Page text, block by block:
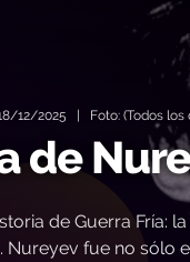
12/2025 | Foto: (Todos los
de
de Guerra Fría:
Nureyev fue no sólo